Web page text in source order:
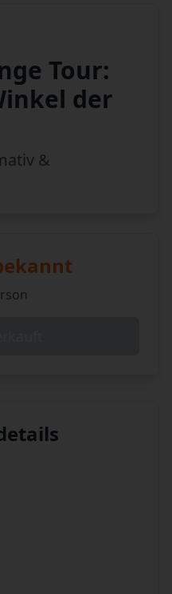
Tour:
der
&